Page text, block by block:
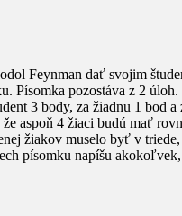
Feynman dať svojim
Písomka pozostáva z 2 úloh.
3 body, za žiadnu 1 bod a
aspoň 4 žiaci budú mať
žiakov muselo byť v triede,
písomku napíšu